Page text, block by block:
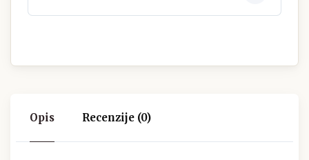
Opis Recenzije (0)